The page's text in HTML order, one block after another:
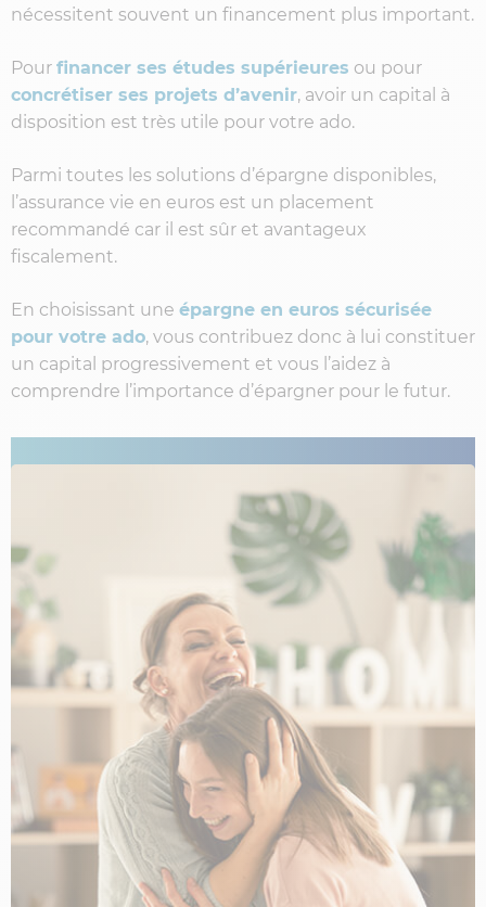
nécessitent souvent un financement plus important.
Pour financer ses études supérieures ou pour
concrétiser ses projets d’avenir, avoir un capital à
disposition est très utile pour votre ado.
Parmi toutes les solutions d’épargne disponibles,
l’assurance vie en euros est un placement
recommandé car il est sûr et avantageux
fiscalement.
En choisissant une épargne en euros sécurisée
pour votre ado, vous contribuez donc à lui constituer
un capital progressivement et vous l’aidez à
comprendre l’importance d’épargner pour le futur.